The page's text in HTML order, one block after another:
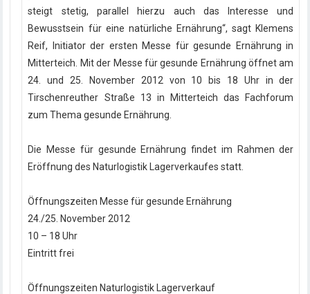
steigt stetig, parallel hierzu auch das Interesse und
Bewusstsein für eine natürliche Ernährung“, sagt Klemens
Reif, Initiator der ersten Messe für gesunde Ernährung in
Mitterteich. Mit der Messe für gesunde Ernährung öffnet am
24. und 25. November 2012 von 10 bis 18 Uhr in der
Tirschenreuther Straße 13 in Mitterteich das Fachforum
zum Thema gesunde Ernährung.
Die Messe für gesunde Ernährung findet im Rahmen der
Eröffnung des Naturlogistik Lagerverkaufes statt.
Öffnungszeiten Messe für gesunde Ernährung
24./25. November 2012
10 – 18 Uhr
Eintritt frei
Öffnungszeiten Naturlogistik Lagerverkauf